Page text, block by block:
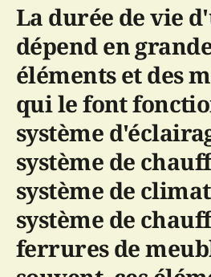
La durée de vie
dépend en
éléments et des
qui le font
système
système de
système de
système de
ferrures de